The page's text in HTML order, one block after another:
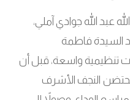
عبد الله جوادي آملي،
السيدة فاطمة
تنظيمية واسعة، قبل أن
النجف الأشرف